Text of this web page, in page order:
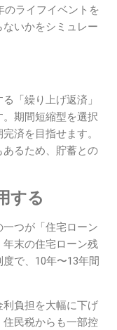
のライフイベントを
いかをシミュレー
「繰り上げ返済」
期間短縮型を選択
済を目指せます。
るため、貯蓄との
する
つが「住宅ローン
末の住宅ローン残
で、10年〜13年間
負担を大幅に下げ
民税からも一部控